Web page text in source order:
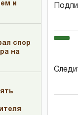
и
спор
на